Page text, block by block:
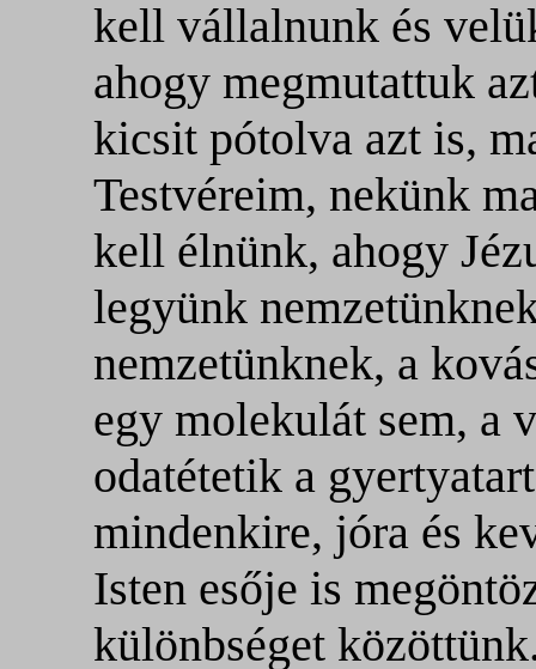
kell vállalnunk és
ahogy megmutattuk
kicsit pótolva azt is,
Testvéreim, nekünk
kell élnünk, ahogy
legyünk
nemzetünknek, a
egy molekulát sem, a
odatétetik a
mindenkire, jóra és
Isten esője is
különbséget